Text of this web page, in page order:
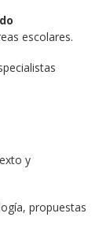
escolares.
y
propuestas